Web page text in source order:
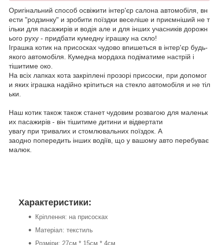
Оригінальний способ освіжити інтер'єр салона автомобіля, вн
ести "родзинку" и зробити поїздки веселіше и приємніший не т
ільки для пасажирів и водія але и для інших учасників дорожн
ього руху - придбати кумедну іграшку на скло!
Іграшка котик на присосках чудово впишеться в інтер'єр будь-
якого автомобіля. Кумедна мордаха подіматиме настрій і
тішитиме око.
На всіх лапках кота закріплені прозорі присоски, при допомог
и яких іграшка надійно кріпиться на стекло автомобіля и не тіл
ьки.
Наш котик також також станет чудовим розвагою для маленьк
их пасажирів - він тішитиме дитини и відвертати
увагу при тривалих и стомлювальних поїздок. А
заодно попередить інших водіїв, що у вашому авто перебуває
малюк.
Характеристики:
Кріплення: на присосках
Матеріал: текстиль
Розміри: 27см * 15см * 4см